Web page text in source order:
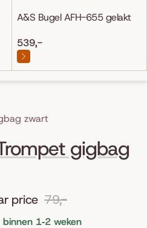
A&S Bugel AFH-655 gelakt
539,-
zwart
gigbag
price 79,-
1‑2 weken